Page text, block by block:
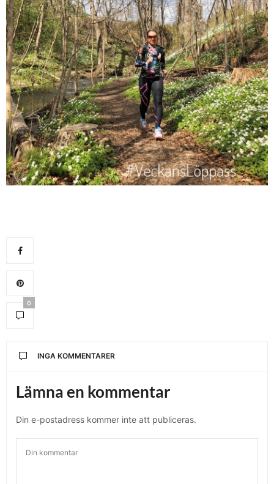
0
INGA KOMMENTARER
Lämna en kommentar
Din e-postadress kommer inte att publiceras.